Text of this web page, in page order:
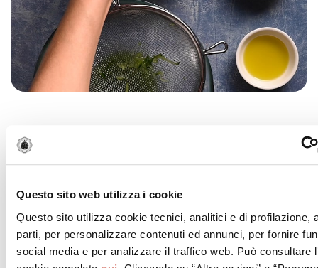
Questo sito web utilizza i cookie
Questo sito utilizza cookie tecnici, analitici e di profilazione,
parti, per personalizzare contenuti ed annunci, per fornire
social media e per analizzare il traffico web. Può consultare
STEP 3
Affettate la cipolla e affettate il pomodoro. Farcite
Bologna IGP e condite con lo tzatziki